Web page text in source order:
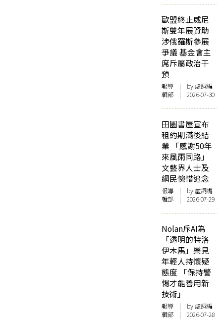
歐盟終止威尼
斯雙年展資助
涉俄羅斯參展
爭議 基金會主
席斥屬政治干
預
報導 | by 虛詞編
輯部 | 2026-07-30
田園書屋宣布
租約期滿後結
業 「感謝50年
來風雨同路」
文藝界人士及
網民惋惜追念
報導 | by 虛詞編
輯部 | 2026-07-29
Nolan斥AI為
「透明的特洛
伊木馬」樂見
年輕人持懷疑
態度 「保持警
惕才能善用新
技術」
報導 | by 虛詞編
輯部 | 2026-07-28